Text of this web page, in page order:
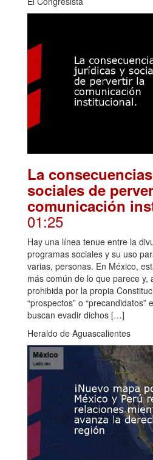
La
sociales de
comunicación
01:25
Hay una línea tenue entre la
programas sociales y su uso
varias, personas. En México,
más común de lo que parece y,
prohibida por la propia
“prospectos” o “precandidatos”
buscan evadir dichos […]
Heraldo de Aguascalientes